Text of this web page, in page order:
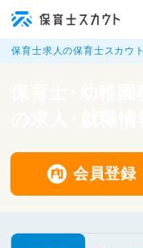
保育士求人の保育士スカウト
会員登録